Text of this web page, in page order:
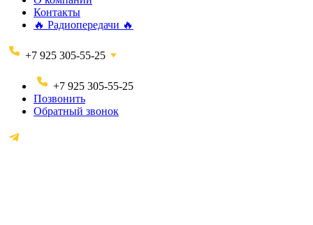
Контакты
🔥 Радиопередачи 🔥
+7 925 305-55-25
+7 925 305-55-25
Позвонить
Обратный звонок